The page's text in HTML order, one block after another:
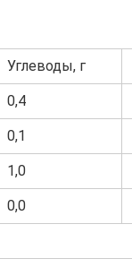
Углеводы, г
0,4
0,1
1,0
0,0